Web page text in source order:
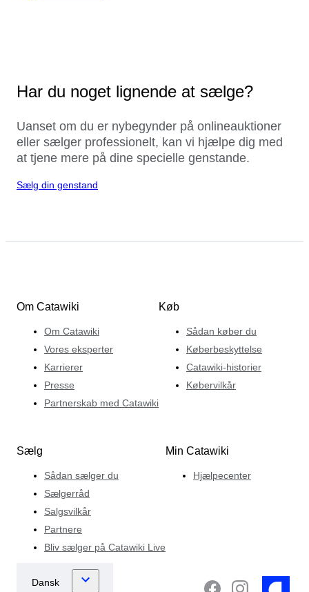
Har du noget lignende at sælge?
Uanset om du er nybegynder på onlineauktioner
eller sælger professionelt, kan vi hjælpe dig med
at tjene mere på dine specielle genstande.
Sælg din genstand
Om Catawiki
Om Catawiki
Vores eksperter
Karrierer
Presse
Partnerskab med Catawiki
Køb
Sådan køber du
Køberbeskyttelse
Catawiki-historier
Købervilkår
Sælg
Sådan sælger du
Sælgerråd
Salgsvilkår
Partnere
Bliv sælger på Catawiki Live
Min Catawiki
Hjælpecenter